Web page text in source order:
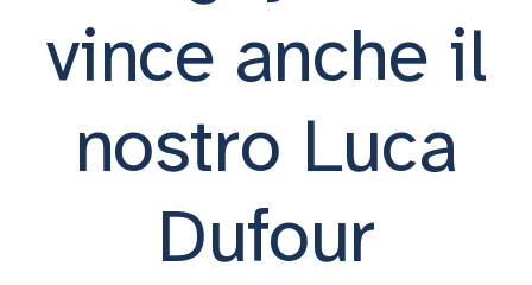
vince anche il
nostro Luca
Dufour